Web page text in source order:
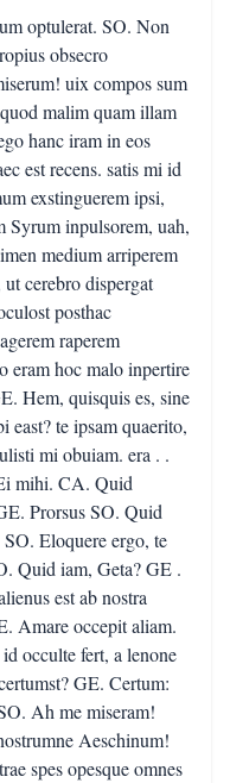
optulerat. SO. Non
obsecro
uix compos sum
malim quam illam
hanc iram in eos
est recens. satis mi id
exstinguerem ipsi,
Syrum inpulsorem, uah,
medium arriperem
cerebro dispergat
posthac
raperem
eram hoc malo inpertire
Hem, quisquis es, sine
east? te ipsam quaerito,
mi obuiam. era . .
mihi. CA. Quid
Prorsus SO. Quid
Eloquere ergo, te
Quid iam, Geta? GE .
est ab nostra
Amare occepit aliam.
occulte fert, a lenone
GE. Certum:
Ah me miseram!
Aeschinum!
spes opesque omnes